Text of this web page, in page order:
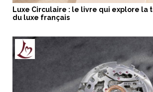
Luxe Circulaire : le livre qui explore la
du luxe français